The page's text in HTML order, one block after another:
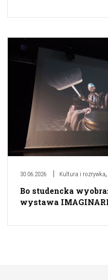
30.06.2026 Kultura i rozrywka,
Bo studencka
wystawa